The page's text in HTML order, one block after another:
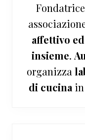
affettivo
insieme.
organizza
di cucina